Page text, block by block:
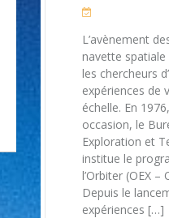
L’avènement
navette spatiale
les chercheurs
expériences de
échelle. En
occasion, le
Exploration et
institue le
l’Orbiter (OEX
Depuis le
expériences […]